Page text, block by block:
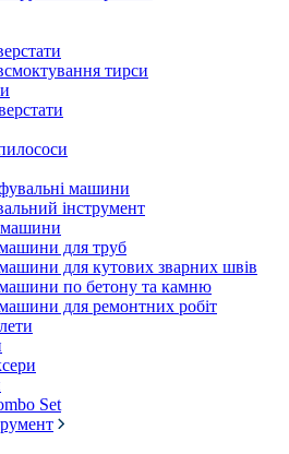
тирси
машини
інструмент
машини
для труб
для кутових зварних швів
по бетону та камню
для ремонтних робіт
Set